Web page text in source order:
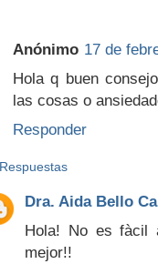
Anónimo 17 de
Hola q buen
las cosas o
Responder
Respuestas
Dra. Aida Bello
Hola! No es fàcil
mejor!!